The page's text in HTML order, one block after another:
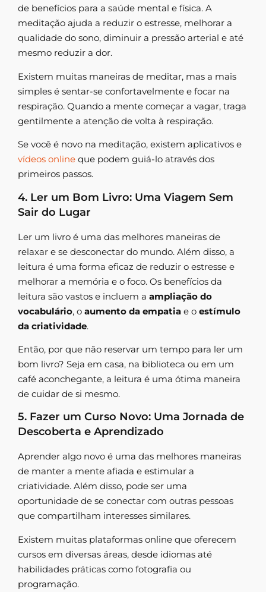
de benefícios para a saúde mental e física. A
meditação ajuda a reduzir o estresse, melhorar a
qualidade do sono, diminuir a pressão arterial e até
mesmo reduzir a dor.
Existem muitas maneiras de meditar, mas a mais
simples é sentar-se confortavelmente e focar na
respiração. Quando a mente começar a vagar, traga
gentilmente a atenção de volta à respiração.
Se você é novo na meditação, existem aplicativos e
vídeos online que podem guiá-lo através dos
primeiros passos.
4. Ler um Bom Livro: Uma Viagem Sem
Sair do Lugar
Ler um livro é uma das melhores maneiras de
relaxar e se desconectar do mundo. Além disso, a
leitura é uma forma eficaz de reduzir o estresse e
melhorar a memória e o foco. Os benefícios da
leitura são vastos e incluem a ampliação do
vocabulário, o aumento da empatia e o estímulo
da criatividade.
Então, por que não reservar um tempo para ler um
bom livro? Seja em casa, na biblioteca ou em um
café aconchegante, a leitura é uma ótima maneira
de cuidar de si mesmo.
5. Fazer um Curso Novo: Uma Jornada de
Descoberta e Aprendizado
Aprender algo novo é uma das melhores maneiras
de manter a mente afiada e estimular a
criatividade. Além disso, pode ser uma
oportunidade de se conectar com outras pessoas
que compartilham interesses similares.
Existem muitas plataformas online que oferecem
cursos em diversas áreas, desde idiomas até
habilidades práticas como fotografia ou
programação.